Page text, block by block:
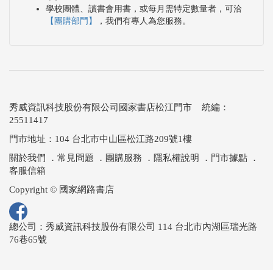
學校團體、讀書會用書，或每月需特定數量者，可洽
【團購部門】
，我們有專人為您服務。
秀威資訊科技股份有限公司國家書店松江門市 統編：
25511417
門市地址：104 台北市中山區松江路209號1樓
關於我們
． 常見問題 ． 團購服務 ． 隱私權說明 ． 門市據點 ．
客服信箱
Copyright © 國家網路書店
總公司：秀威資訊科技股份有限公司 114 台北市內湖區瑞光路
76巷65號